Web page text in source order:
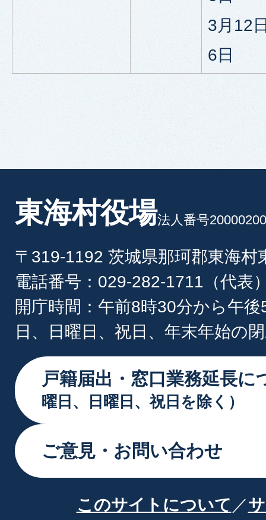
3月12
6日
東海村役場法人番号
〒319-1192 茨城県那珂郡東海村
電話番号：029-282-1711（代表
開庁時間：午前8時30分から午
日、日曜日、祝日、年末年始の
戸籍届出・窓口業務延長に
曜日、日曜日、祝日を除く）
ご意見・お問い合わせ
このサイトについて